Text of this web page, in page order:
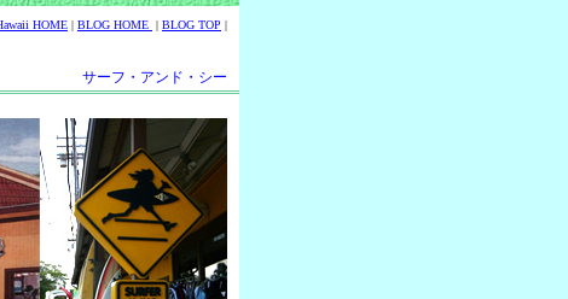
HOME | BLOG HOME | BLOG TOP |
サーフ・アンド・シー